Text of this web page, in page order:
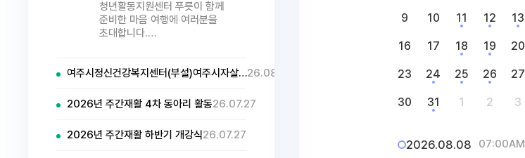
청년활동지원센터 푸릇이 함께
준비한 마음 여행에 여러분을
초대합니다.…
여주시정신건강복지센터(부설)여주시자살…26.08.04
2026년 주간재활 4차 동아리 활동26.07.27
2026년 주간재활 하반기 개강식26.07.27
9 10 11 12 13
16 17 18 19 20
23 24 25 26 27
30 31 1 2 3
2026.08.08 07:00AM